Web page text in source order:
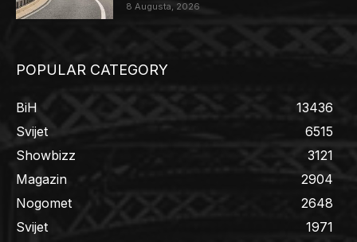
8 Augusta, 2026
POPULAR CATEGORY
BiH
13436
Svijet
6515
Showbizz
3121
Magazin
2904
Nogomet
2648
Svijet
1971